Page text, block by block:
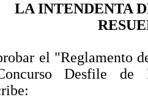
LA INTENDENTA
el "Reglamento
Desfile de